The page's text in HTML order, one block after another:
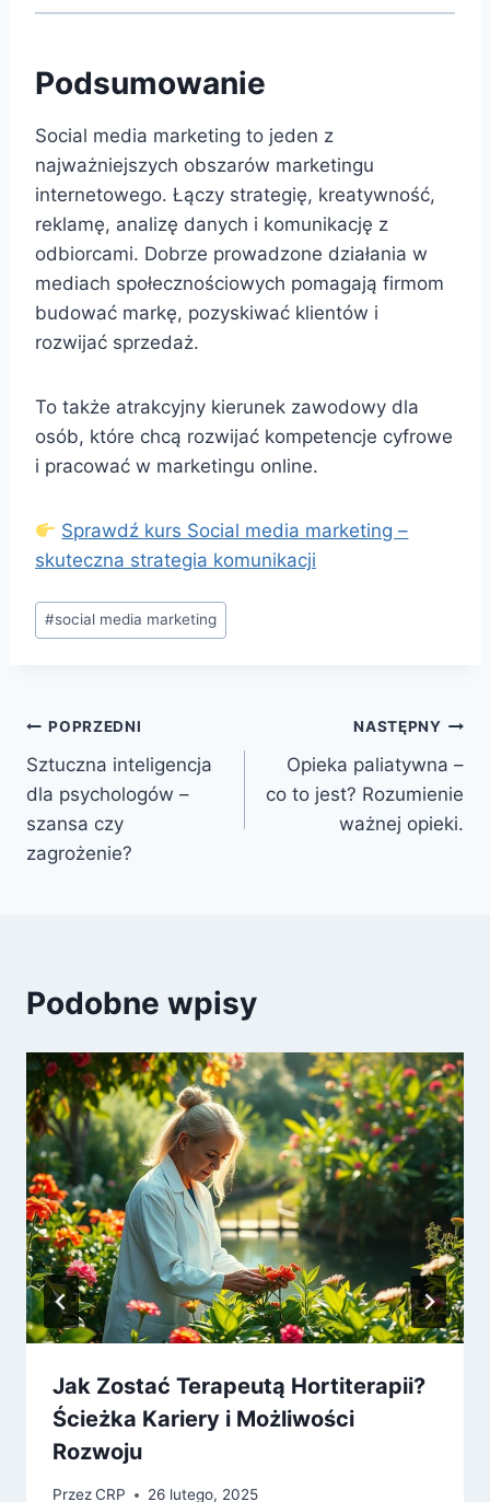
Podsumowanie
Social media marketing to jeden z
najważniejszych obszarów marketingu
internetowego. Łączy strategię, kreatywność,
reklamę, analizę danych i komunikację z
odbiorcami. Dobrze prowadzone działania w
mediach społecznościowych pomagają firmom
budować markę, pozyskiwać klientów i
rozwijać sprzedaż.
To także atrakcyjny kierunek zawodowy dla
osób, które chcą rozwijać kompetencje cyfrowe
i pracować w marketingu online.
Sprawdź kurs Social media marketing –
skuteczna strategia komunikacji
Tagi
wpisu:
#social media marketing
Nawigacja
wpisu
POPRZEDNI
Sztuczna inteligencja
dla psychologów –
szansa czy
zagrożenie?
NASTĘPNY
Opieka paliatywna –
co to jest? Rozumienie
ważnej opieki.
Podobne wpisy
Jak Zostać Terapeutą Hortiterapii?
Ścieżka Kariery i Możliwości
Rozwoju
PrzezCRP 26 lutego, 2025